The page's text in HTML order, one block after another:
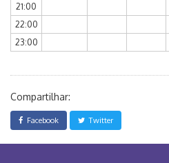
21:00
22:00
23:00
Compartilhar:
Facebook Twitter